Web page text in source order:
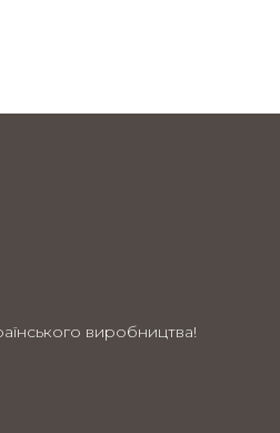
виробництва!